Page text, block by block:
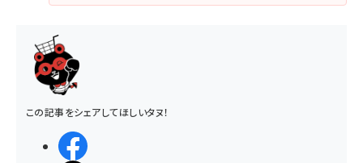
この記事をシェアしてほしいタヌ！